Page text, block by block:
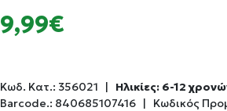
9,99€
Κωδ. Κατ.: 356021 |
Ηλικίες: 6-12
Barcode.: 840685107416 | Κωδικός